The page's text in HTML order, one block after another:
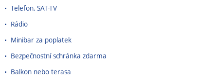
Telefon, SAT-TV
Rádio
Minibar za poplatek
Bezpečnostní schránka zdarma
Balkon nebo terasa